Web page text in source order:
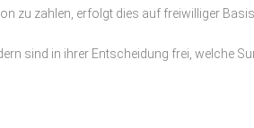
zu zahlen, erfolgt dies auf freiwilliger Basis.
sind in ihrer Entscheidung frei, welche